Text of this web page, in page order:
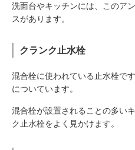
洗面台やキッチンには、このア
スがあります。
クランク止水栓
混合栓に使われている止水栓で
についています。
混合栓が設置されることの多い
ク止水栓をよく見かけます。